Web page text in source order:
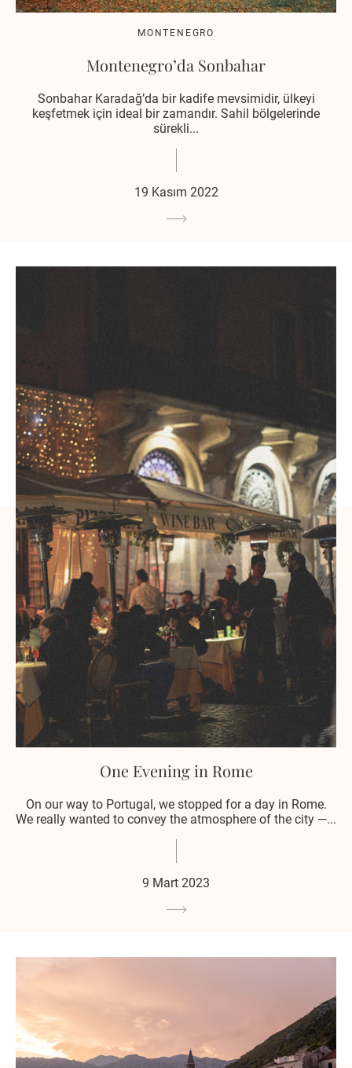
MONTENEGRO
Montenegro’da Sonbahar
Sonbahar Karadağ’da bir kadife mevsimidir, ülkeyi
keşfetmek için ideal bir zamandır. Sahil bölgelerinde
sürekli...
19 Kasım 2022
One Evening in Rome
On our way to Portugal, we stopped for a day in Rome.
We really wanted to convey the atmosphere of the city —...
9 Mart 2023